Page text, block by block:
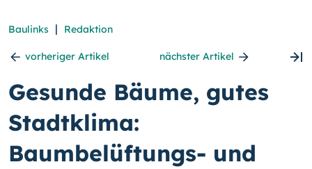
Baulinks | Redaktion
vorheriger Artikel nächster Artikel
Gesunde Bäume, gutes
Stadtklima:
Baumbelüftungs- und